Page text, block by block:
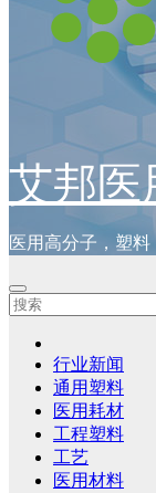
艾邦医
医用高分子，塑料
行业新闻
通用塑料
医用耗材
工程塑料
工艺
医用材料